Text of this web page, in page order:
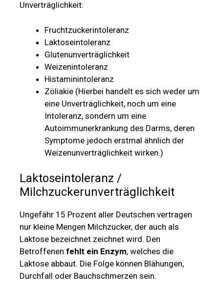
Unverträglichkeit:
Fruchtzuckerintoleranz
Laktoseintoleranz
Glutenunverträglichkeit
Weizenintoleranz
Histaminintoleranz
Zöliakie (Hierbei handelt es sich weder um
eine Unverträglichkeit, noch um eine
Intoleranz, sondern um eine
Autoimmunerkrankung des Darms, deren
Symptome jedoch erstmal ähnlich der
Weizenunverträglichkeit wirken.)
Laktoseintoleranz /
Milchzuckerunverträglichkeit
Ungefähr 15 Prozent aller Deutschen vertragen
nur kleine Mengen Milchzucker, der auch als
Laktose bezeichnet zeichnet wird. Den
Betroffenen fehlt ein Enzym, welches die
Laktose abbaut. Die Folge können Blähungen,
Durchfall oder Bauchschmerzen sein.